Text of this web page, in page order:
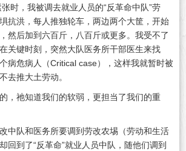
时，我被调去就业人员的“反革命中队”劳
抗洪，每人推独轮车，两边两个大筐，开始
然后加到六百斤，八百斤或更多。我受不了
关键时刻，突然大队医务所干部医生来找
病危病人（Critical case），这样我就暂时被
去推大土劳动。
，祂知道我们的软弱，更担当了我们的重
中队和医务所要调到劳改农埸（劳动和生活
回到了“反革命”就业人员中队，随他们调到